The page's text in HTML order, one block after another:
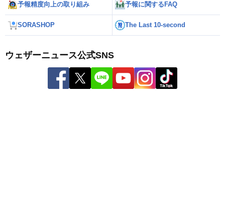
予報精度向上の取り組み 予報に関するFAQ
SORASHOP The Last 10-second
ウェザーニュース公式SNS